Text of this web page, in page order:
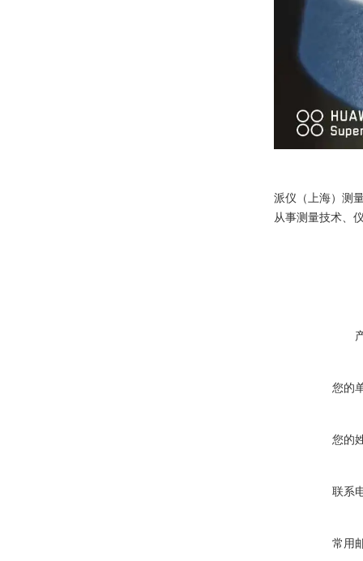
派仪（上海）测
从事测量技术、
您的
您的
联系
常用